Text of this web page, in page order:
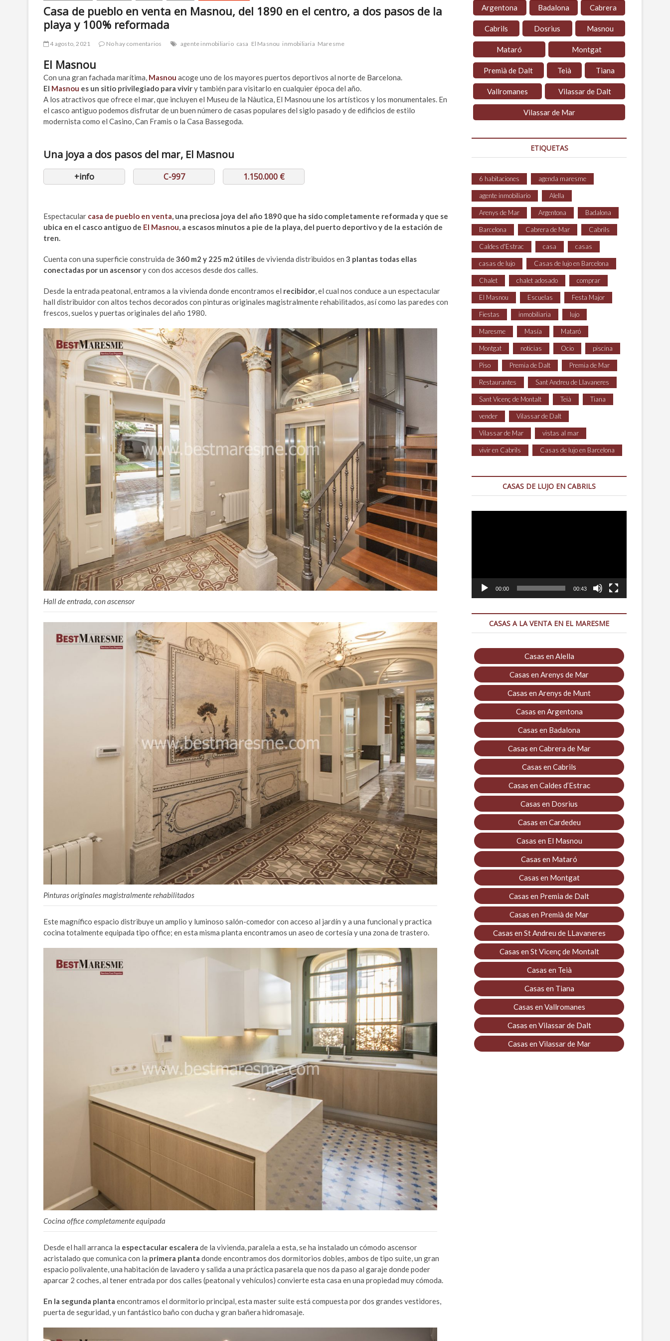
Casa de pueblo en venta en Masnou, del 1890 en el centro, a dos pasos de la
playa y 100% reformada
4 agosto, 2021 No hay comentarios agente inmobiliario casa El Masnou inmobiliaria Maresme
El Masnou
Con una gran fachada marítima, Masnou acoge uno de los mayores puertos deportivos al norte de Barcelona.
El Masnou es un sitio privilegiado para viviry también para visitarlo en cualquier época del año.
A los atractivos que ofrece el mar, que incluyen el Museu de la Nàutica, El Masnou une los artísticos y los monumentales. En
el casco antiguo podemos disfrutar de un buen número de casas populares del siglo pasado y de edificios de estilo
modernista como el Casino, Can Framis o la Casa Bassegoda.
Una joya a dos pasos del mar, El Masnou
+info C-997 1.150.000 €
Espectacular casa de pueblo en venta, una preciosa joya del año 1890 que ha sido completamente reformada y que se
ubica en el casco antiguo de El Masnou, a escasos minutos a pie de la playa, del puerto deportivo y de la estación de
tren.
Cuenta con una superficie construida de360 m2 y 225 m2 útilesde vivienda distribuidos en 3 plantas todas ellas
conectadas por un ascensory con dos accesos desde dos calles.
Desde la entrada peatonal, entramos a la vivienda donde encontramos el recibidor, el cual nos conduce a un espectacular
hall distribuidor con altos techos decorados con pinturas originales magistralmente rehabilitados, así como las paredes con
frescos, suelos y puertas originales del año 1980.
Hall de entrada, con ascensor
Pinturas originales magistralmente rehabilitados
Este magnífico espacio distribuye un amplio y luminoso salón-comedor con acceso al jardín y a una funcional y practica
cocina totalmente equipada tipo office; en esta misma planta encontramos un aseo de cortesía y una zona de trastero.
Cocina office completamente equipada
Desde el hall arranca la espectacular escalera de la vivienda, paralela a esta, se ha instalado un cómodo ascensor
acristalado que comunica con la primera planta donde encontramos dos dormitorios dobles, ambos de tipo suite, un gran
espacio polivalente, una habitación de lavadero y salida a una práctica pasarela que nos da paso al garaje donde poder
aparcar 2 coches, al tener entrada por dos calles (peatonal y vehículos) convierte esta casa en una propiedad muy cómoda.
En la segunda planta encontramos el dormitorio principal, esta master suite está compuesta por dos grandes vestidores,
puerta de seguridad, y un fantástico baño con ducha y gran bañera hidromasaje.
Argentona Badalona Cabrera
Cabrils Dosrius Masnou
Mataró Montgat
Premià de Dalt Teià Tiana
Vallromanes Vilassar de Dalt
Vilassar de Mar
ETIQUETAS
6 habitaciones agenda maresme
agente inmobiliario Alella
Arenys de Mar Argentona Badalona
Barcelona Cabrera de Mar Cabrils
Caldes d'Estrac casa casas
casas de lujo Casas de lujo en Barcelona
Chalet chalet adosado comprar
El Masnou Escuelas Festa Major
Fiestas inmobiliaria lujo
Maresme Masía Mataró
Montgat noticias Ocio piscina
Piso Premia de Dalt Premia de Mar
Restaurantes Sant Andreu de Llavaneres
Sant Vicenç de Montalt Teià Tiana
vender Vilassar de Dalt
Vilassar de Mar vistas al mar
vivir en Cabrils Casas de lujo en Barcelona
CASAS DE LUJO EN CABRILS
00:00 00:43
CASAS A LA VENTA EN EL MARESME
Casas en Alella
Casas en Arenys de Mar
Casas en Arenys de Munt
Casas en Argentona
Casas en Badalona
Casas en Cabrera de Mar
Casas en Cabrils
Casas en Caldes d’Estrac
Casas en Dosrius
Casas en Cardedeu
Casas en El Masnou
Casas en Mataró
Casas en Montgat
Casas en Premia de Dalt
Casas en Premià de Mar
Casas en St Andreu de LLavaneres
Casas en St Vicenç de Montalt
Casas en Teià
Casas en Tiana
Casas en Vallromanes
Casas en Vilassar de Dalt
Casas en Vilassar de Mar